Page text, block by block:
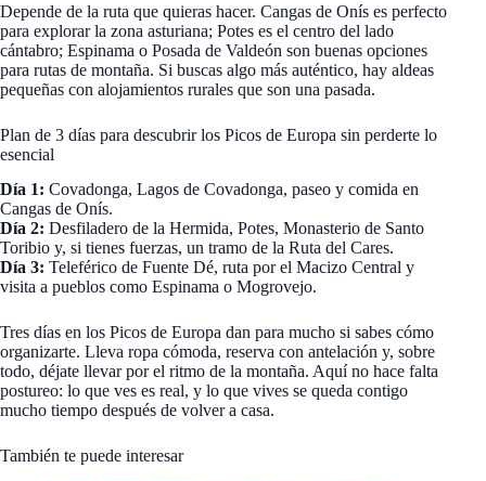
Depende de la ruta que quieras hacer. Cangas de Onís es perfecto
para explorar la zona asturiana; Potes es el centro del lado
cántabro; Espinama o Posada de Valdeón son buenas opciones
para rutas de montaña. Si buscas algo más auténtico, hay aldeas
pequeñas con alojamientos rurales que son una pasada.
Plan de 3 días para descubrir los Picos de Europa sin perderte lo
esencial
Día 1: Covadonga, Lagos de Covadonga, paseo y comida en
Cangas de Onís.
Día 2: Desfiladero de la Hermida, Potes, Monasterio de Santo
Toribio y, si tienes fuerzas, un tramo de la Ruta del Cares.
Día 3: Teleférico de Fuente Dé, ruta por el Macizo Central y
visita a pueblos como Espinama o Mogrovejo.
Tres días en los Picos de Europa dan para mucho si sabes cómo
organizarte. Lleva ropa cómoda, reserva con antelación y, sobre
todo, déjate llevar por el ritmo de la montaña. Aquí no hace falta
postureo: lo que ves es real, y lo que vives se queda contigo
mucho tiempo después de volver a casa.
También te puede interesar